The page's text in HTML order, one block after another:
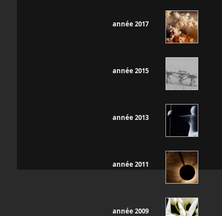
année 2017
année 2015
année 2013
année 2011
année 2009